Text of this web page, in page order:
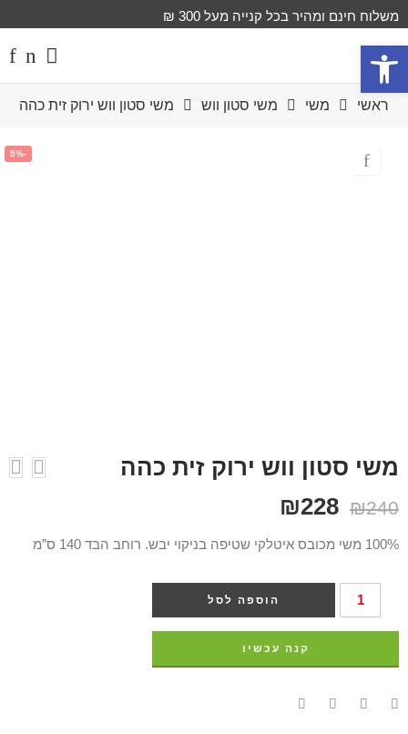
פתח סרגל נגישות
משלוח חינם ומהיר בכל קנייה מעל 300 ₪
ראשי משי משי סטון ווש משי סטון ווש ירוק זית כהה
-5%
משי סטון ווש ירוק זית כהה
₪240
₪228
100% משי מכובס איטלקי שטיפה בניקוי יבש. רוחב הבד 140 ס”מ
הוספה לסל
קנה עכשיו